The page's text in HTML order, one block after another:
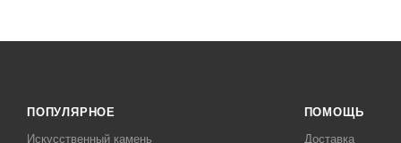
ПОПУЛЯРНОЕ
Искусственный камень
ПОМОЩЬ
Доставка